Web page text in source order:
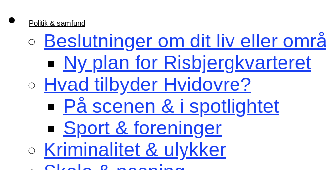
Politik & samfund
Beslutninger om dit liv eller
Ny plan for Risbjergkvarteret
Hvad tilbyder Hvidovre?
På scenen & i spotlightet
Sport & foreninger
Kriminalitet & ulykker